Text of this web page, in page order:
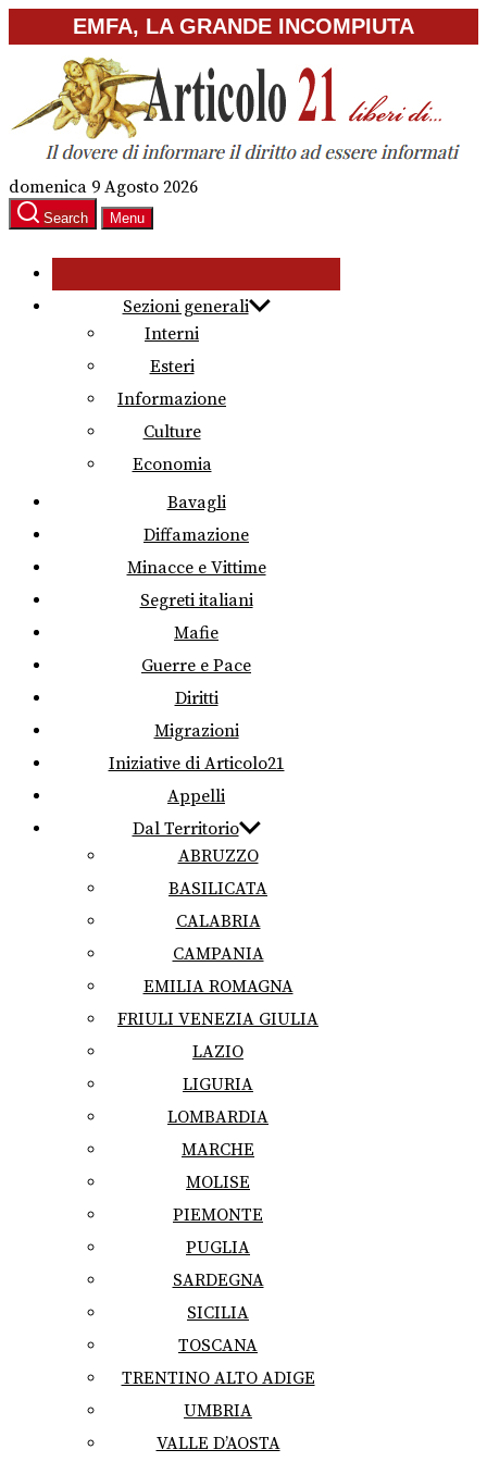
to
content
EMFA, LA GRANDE INCOMPIUTA
domenica 9 Agosto 2026
Search Menu
Sezioni generali
Interni
Esteri
Informazione
Culture
Economia
Bavagli
Diffamazione
Minacce e Vittime
Segreti italiani
Mafie
Guerre e Pace
Diritti
Migrazioni
Iniziative di Articolo21
Appelli
Dal Territorio
ABRUZZO
BASILICATA
CALABRIA
CAMPANIA
EMILIA ROMAGNA
FRIULI VENEZIA GIULIA
LAZIO
LIGURIA
LOMBARDIA
MARCHE
MOLISE
PIEMONTE
PUGLIA
SARDEGNA
SICILIA
TOSCANA
TRENTINO ALTO ADIGE
UMBRIA
VALLE D’AOSTA